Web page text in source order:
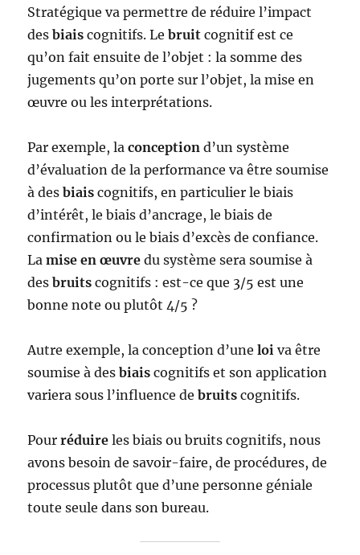
Stratégique va permettre de réduire l’impact
desbiaiscognitifs. Lebruitcognitif est ce
qu’on fait ensuite de l’objet : la somme des
jugements qu’on porte sur l’objet, la mise en
œuvre ou les interprétations.
Par exemple, laconceptiond’un système
d’évaluation de la performance va être soumise
à desbiaiscognitifs, en particulier le biais
d’intérêt, le biais d’ancrage, le biais de
confirmation ou le biais d’excès de confiance.
Lamise en œuvre du système sera soumise à
desbruitscognitifs : est-ce que 3/5 est une
bonne note ou plutôt 4/5 ?
Autre exemple, la conception d’uneloiva être
soumise à desbiaiscognitifs et son application
variera sous l’influence debruitscognitifs.
Pourréduireles biais ou bruits cognitifs, nous
avons besoin de savoir-faire, de procédures, de
processus plutôt que d’une personne géniale
toute seule dans son bureau.